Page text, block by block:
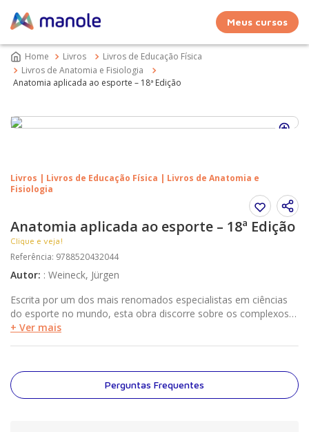
Meus cursos
Livros
Livros de Educação Física
Livros de Anatomia e Fisiologia
Anatomia aplicada ao esporte – 18ª Edição
Livros | Livros de Educação Física | Livros de Anatomia e
Fisiologia
Anatomia aplicada ao esporte – 18ª Edição
Clique e veja!
Referência: 9788520432044
Autor: : Weineck, Jürgen
Escrita por um dos mais renomados especialistas em ciências
do esporte no mundo, esta obra discorre sobre os complexos
processos anatômicos e funcionais do corpo humano durante a
típicos decorrentes de sobrecarga, suas origens e
sintomatologia. Esses conhecimentos possibilitam aos atletas,
e também aos treinadores, a prevenção dessas lesões, no
+ Ver mais
Perguntas Frequentes